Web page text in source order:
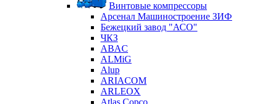
Винтовые компрессоры
Арсенал Машиностроение ЗИФ
Бежецкий завод "АСО"
ЧКЗ
ABAC
ALMiG
Alup
ARIACOM
ARLEOX